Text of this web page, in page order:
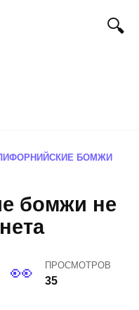
БОМЖИ
бомжи не
ПРОСМОТРОВ
35